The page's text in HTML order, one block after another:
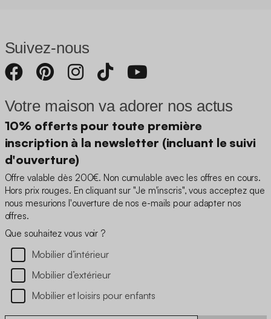
Suivez-nous
Votre maison va adorer nos actus
10% offerts pour toute première
inscription à la newsletter (incluant le suivi
d'ouverture)
Offre valable dès 200€. Non cumulable avec les offres en cours.
Hors prix rouges. En cliquant sur "Je m'inscris", vous acceptez que
nous mesurions l'ouverture de nos e-mails pour adapter nos
offres.
Que souhaitez vous voir ?
Mobilier d’intérieur
Mobilier d’extérieur
Mobilier et loisirs pour enfants